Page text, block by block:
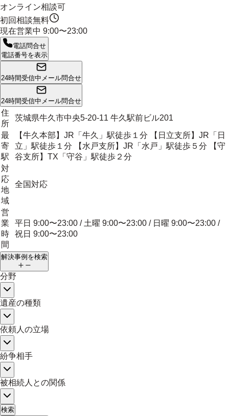
オンライン相談可
初回相談無料
現在営業中 9:00〜23:00
電話問合せ
電話番号を表示
24時間受信中 メール問合せ
24時間受信中 メール問合せ
住
所
茨城県牛久市中央5-20-11 牛久駅前ビル201
最
寄
駅
【牛久本部】JR「牛久」駅徒歩１分 【日立支所】JR「日
立」駅徒歩１分 【水戸支所】JR「水戸」駅徒歩５分 【守
谷支所】TX「守谷」駅徒歩２分
対
応
地
域
全国対応
営
業
時
間
平日 9:00〜23:00 / 土曜 9:00〜23:00 / 日曜 9:00〜23:00 /
祝日 9:00〜23:00
解決事例を検索
分野
遺産の種類
依頼人の立場
紛争相手
被相続人との関係
検索